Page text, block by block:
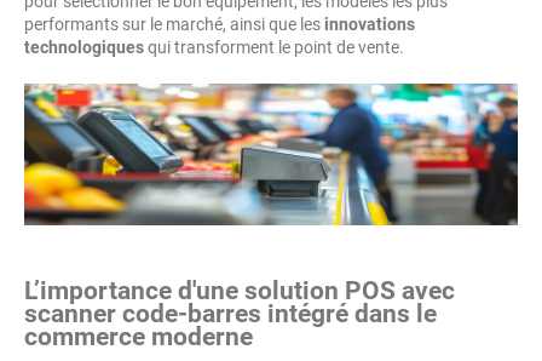
performants sur le marché, ainsi que les innovations
technologiquesqui transforment le point de vente.
L’importance d'une solution POS avec
scanner code-barres intégré dans le
commerce moderne